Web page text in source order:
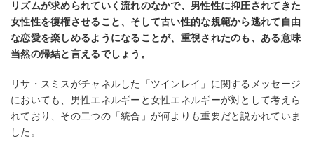
リズムが求められていく流れのなかで、男性性に抑圧されてきた
⼥性性を復権させること、そして古い性的な規範から逃れて⾃由
な恋愛を楽しめるようになることが、重視されたのも、ある意味
当然の帰結と⾔えるでしょう。
リサ・スミスがチャネルした「ツインレイ」に関するメッセージ
においても、男性エネルギーと⼥性エネルギーが対として考えら
れており、その⼆つの「統合」が何よりも重要だと説かれていま
した。